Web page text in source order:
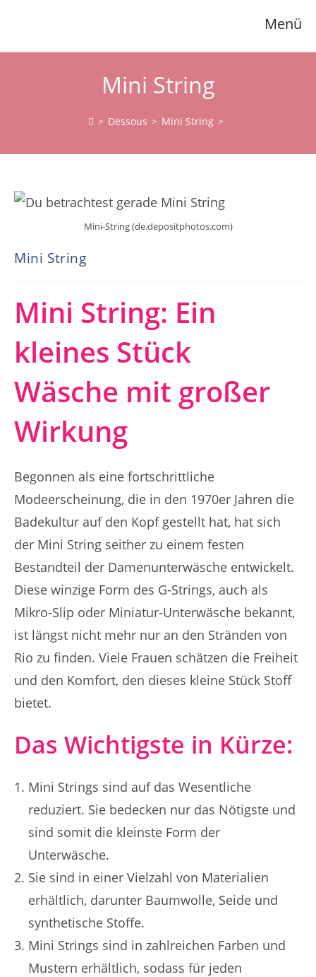
Menü
Mini String
> Dessous > Mini String >
Mini-String (de.depositphotos.com)
Mini String
Mini String: Ein
kleines Stück
Wäsche mit großer
Wirkung
Begonnen als eine fortschrittliche
Modeerscheinung, die in den 1970er Jahren die
Badekultur auf den Kopf gestellt hat, hat sich
der Mini String seither zu einem festen
Bestandteil der Damenunterwäsche entwickelt.
Diese winzige Form des G-Strings, auch als
Mikro-Slip oder Miniatur-Unterwäsche bekannt,
ist längst nicht mehr nur an den Stränden von
Rio zu finden. Viele Frauen schätzen die Freiheit
und den Komfort, den dieses kleine Stück Stoff
bietet.
Das Wichtigste in Kürze:
Mini Strings sind auf das Wesentliche
reduziert. Sie bedecken nur das Nötigste und
sind somit die kleinste Form der
Unterwäsche.
Sie sind in einer Vielzahl von Materialien
erhältlich, darunter Baumwolle, Seide und
synthetische Stoffe.
Mini Strings sind in zahlreichen Farben und
Mustern erhältlich, sodass für jeden